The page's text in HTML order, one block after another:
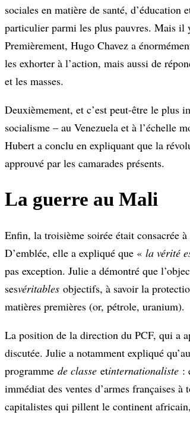
sociales en matière de santé,
particulier parmi les plus pauvres. Mais il
Premièrement, Hugo Chavez a
les exhorter à l’action, mais aussi de
et les masses.
Deuxièmement, et c’est peut-être le plus
socialisme – au Venezuela et à l’échelle
Hubert a conclu en expliquant que la
approuvé par les camarades présents.
La guerre au Mali
Enfin, la troisième soirée était consacrée
D’emblée, elle a expliqué que « la vérité
pas exception. Julie a démontré que
sesvéritables objectifs, à savoir la
matières premières (or, pétrole, uranium).
La position de la direction du PCF, qui a
discutée. Julie a notamment expliqué
programme de classe etinternationaliste :
immédiat des ventes d’armes françaises
capitalistes qui pillent le continent